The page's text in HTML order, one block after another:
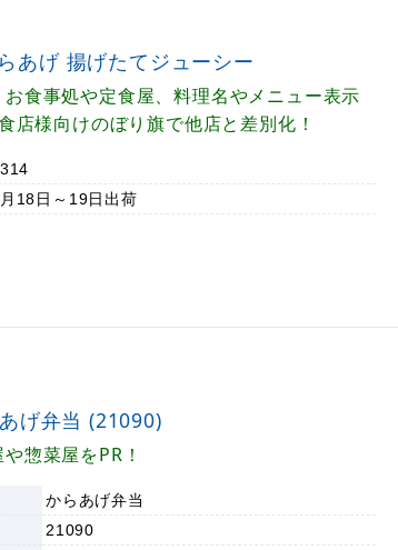
あげ 揚げたてジューシー
食事処や定食屋、料理名やメニュー表示
店様向けのぼり旗で他店と差別化！
18日～19日出荷
げ弁当 (21090)
惣菜屋をPR！
からあげ弁当
21090